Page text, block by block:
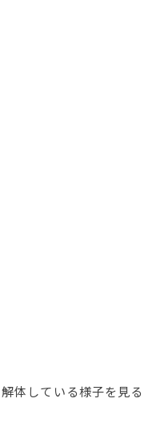
体している様子を見る